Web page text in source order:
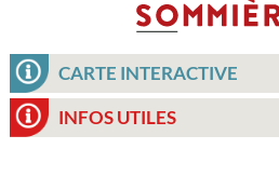
CARTE INTERACTIVE
INFOS UTILES